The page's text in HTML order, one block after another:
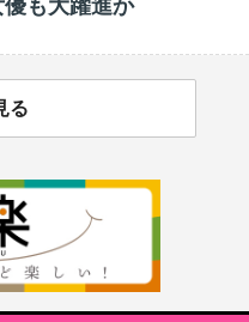
も大躍進か
る